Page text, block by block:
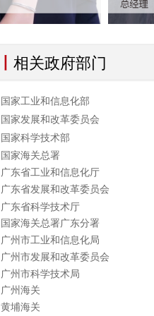
丨 相关政府部门
国家工业和信息化部
国家发展和改革委员会
国家科学技术部
国家海关总署
广东省发展和改革委员会
广东省科学技术厅
国家海关总署广东分署
广州市工业和信息化局
广州市发展和改革委员会
广州市科学技术局
广州海关
广东省工业和信息化厅
黄埔海关